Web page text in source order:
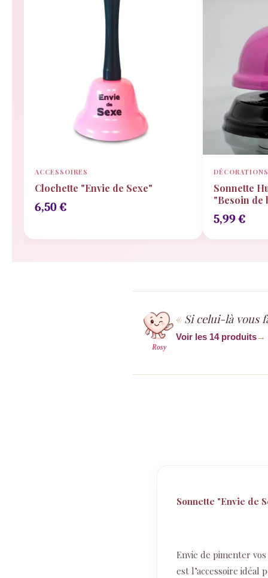
ACCESSOIRES
Clochette "Envie de Sexe"
6,50€
DÉCORATIONS
Sonnette
"Besoin de
5,99€
Rosy
Si celui-là vous
Voir les 14 produits→
Sonnette "Envie de
Envie de pimenter
est l’accessoire idéal